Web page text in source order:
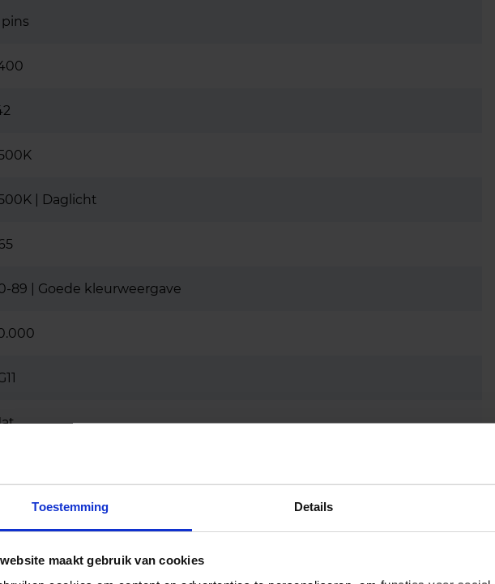
Toestemming Details
maakt gebruik van cookies
| Daglicht
89 | Goede kleurweergave
dimbaar
77